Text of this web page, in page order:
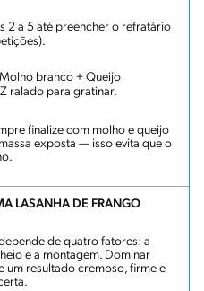
2 a 5 até preencher o refratário
Molho branco + Queijo
ralado para gratinar.
finalize com molho e queijo
exposta — isso evita que o
LASANHA DE FRANGO
de quatro fatores: a
e a montagem. Dominar
um resultado cremoso, firme e